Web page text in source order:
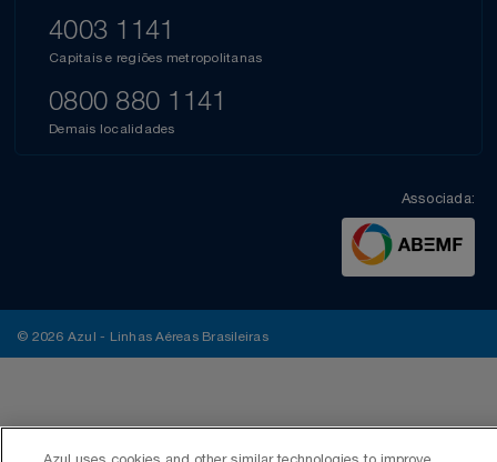
4003 1141
Capitais e regiões metropolitanas
0800 880 1141
Demais localidades
Associada:
© 2026 Azul - Linhas Aéreas Brasileiras